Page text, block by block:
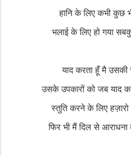
हानि के लिए कभी कुछ
भलाई के लिए हो गया
याद करता हूँ मै उसकी
उसके उपकारों को जब याद
स्तुति करने के लिए हज़ारो
फिर भी मैं दिल से